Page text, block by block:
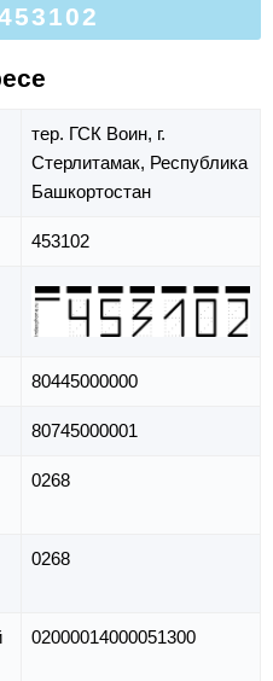
тер. ГСК Воин, г.
Стерлитамак, Республика
Башкортостан
453102
80445000000
80745000001
0268
0268
02000014000051300